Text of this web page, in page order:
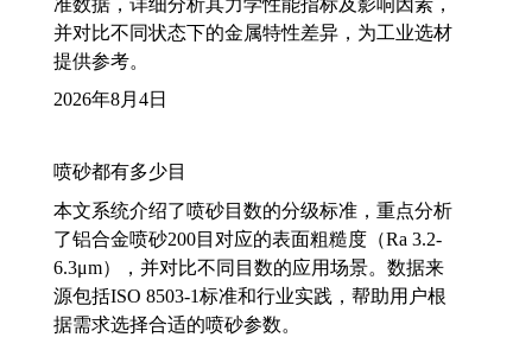
并对比不同状态下的金属特性差异，为工业选材
提供参考。
2026年8月4日
喷砂都有多少目
本文系统介绍了喷砂目数的分级标准，重点分析
了铝合金喷砂200目对应的表面粗糙度（Ra 3.2-
6.3μm），并对比不同目数的应用场景。数据来
源包括ISO 8503-1标准和行业实践，帮助用户根
据需求选择合适的喷砂参数。